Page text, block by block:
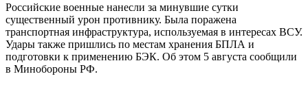
Российские военные нанесли за минувшие сутки
существенный урон противнику. Была поражена
транспортная инфраструктура, используемая в интересах ВСУ.
Удары также пришлись по местам хранения БПЛА и
подготовки к применению БЭК. Об этом 5 августа сообщили
в Минобороны РФ.